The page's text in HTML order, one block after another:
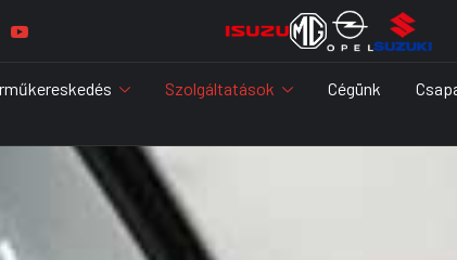
Szolgáltatások Cégünk